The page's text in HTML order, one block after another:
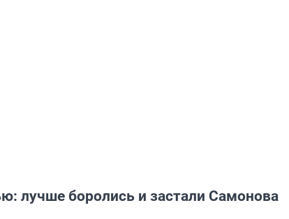
лучше боролись и застали Самонова